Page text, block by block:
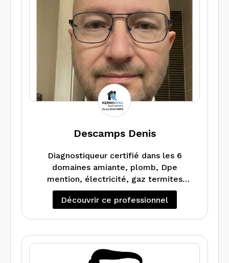
Descamps Denis
Diagnostiqueur certifié dans les 6
domaines amiante, plomb, Dpe
mention, électricité, gaz termites
j’interviens dans les Côtes d’armor et le
Finistère.
Découvrir ce professionnel